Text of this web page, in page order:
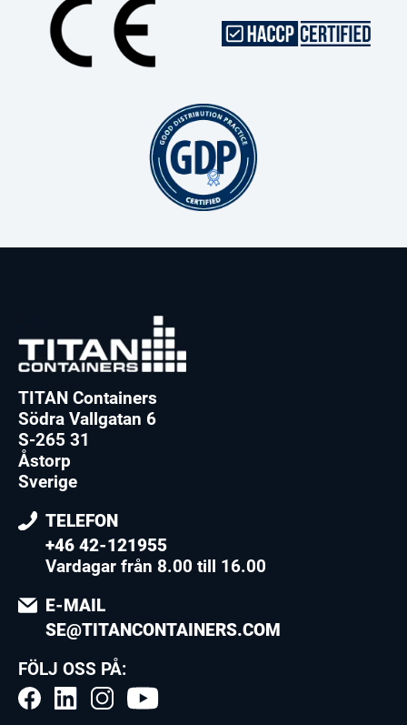
TITAN Containers
Södra Vallgatan 6
S-265 31
Åstorp
Sverige
TELEFON
+46 42-121955
Vardagar från 8.00 till 16.00
E-MAIL
SE@TITANCONTAINERS.COM
FÖLJ OSS PÅ: